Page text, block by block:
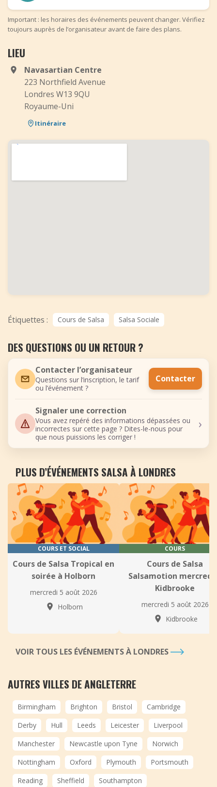
Important : les horaires des événements peuvent changer. Vérifiez
toujours auprès de l’organisateur avant de faire des plans.
LIEU
Navasartian Centre
223 Northfield Avenue
Londres W13 9QU
Royaume-Uni
Itinéraire
Étiquettes : Cours de Salsa Salsa Sociale
DES QUESTIONS OU UN RETOUR ?
Contacter l’organisateur
Questions sur l’inscription, le tarif
ou l’événement ?
Contacter
Signaler une correction
Vous avez repéré des informations dépassées ou
incorrectes sur cette page ? Dites-le-nous pour
que nous puissions les corriger !
›
PLUS D’ÉVÉNEMENTS SALSA À LONDRES
COURS ET SOCIAL
Cours de Salsa Tropical en
soirée à Holborn
mercredi 5 août 2026
Holborn
COURS
Cours de Salsa
Salsamotion mercredi
Kidbrooke
mercredi 5 août 2026
Kidbrooke
VOIR TOUS LES ÉVÉNEMENTS À LONDRES
AUTRES VILLES DE ANGLETERRE
Birmingham Brighton Bristol
Cambridge
Derby
Hull Leeds Leicester
Liverpool
Manchester
Newcastle upon Tyne
Norwich
Nottingham
Oxford Plymouth
Portsmouth
Reading
Sheffield Southampton